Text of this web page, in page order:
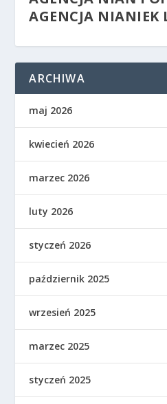
AGENCJA NIANIEK
ARCHIWA
maj 2026
kwiecień 2026
marzec 2026
luty 2026
styczeń 2026
październik 2025
wrzesień 2025
marzec 2025
styczeń 2025